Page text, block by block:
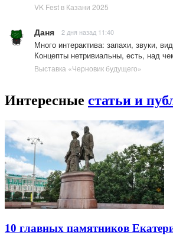
VK Fest в Казани 2025
Даня 2 дня назад 11:40
Много интерактива: запахи, звуки,
Концепты нетривиальны, есть, над
Выставка «Черновик будущего»
Интересные статьи и
10 главных памятников